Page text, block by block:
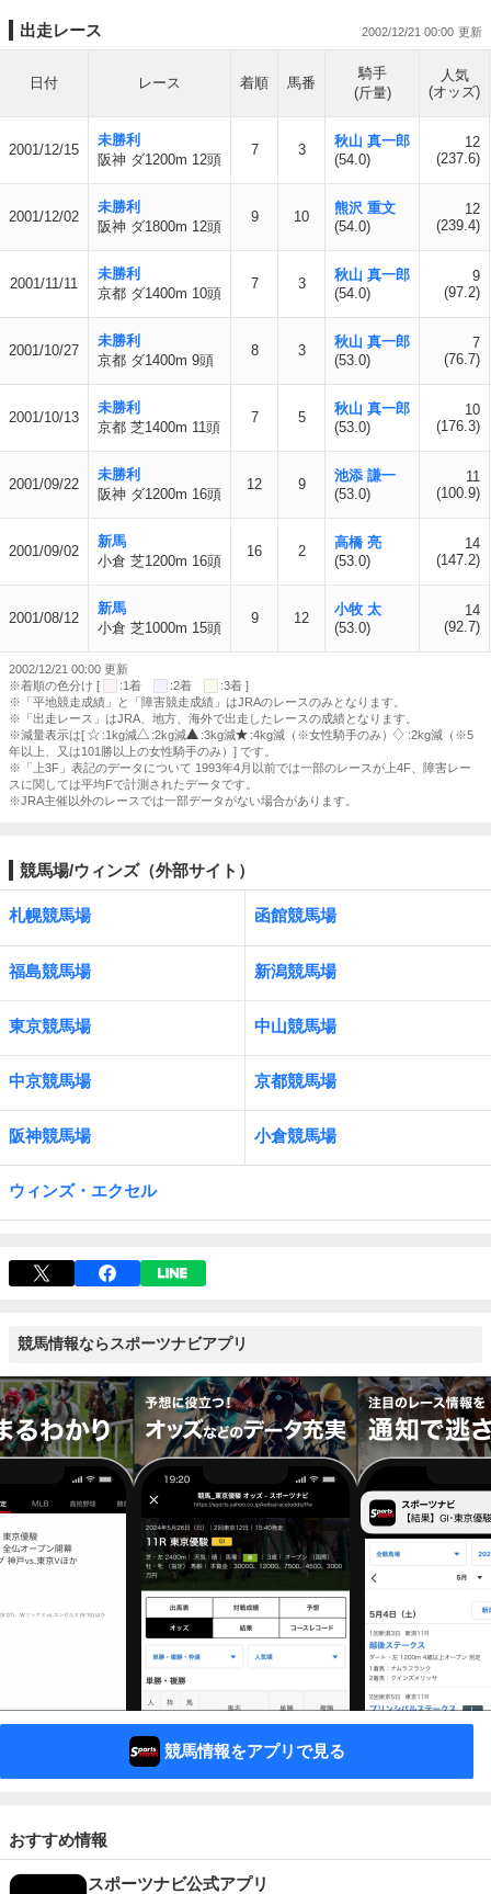
出走レース 2002/12/21 00:00
日付 レース 着順 馬番
騎手
(斤量)
人気
(オッズ)
2001/12/15
未勝利
阪神 ダ1200m 12頭
7 3
秋山 真一郎
(54.0)
12
(237.6)
2001/12/02
未勝利
阪神 ダ1800m 12頭
9 10
熊沢 重文
(54.0)
12
(239.4)
2001/11/11
未勝利
京都 ダ1400m 10頭
7 3
秋山 真一郎
(54.0)
9
(97.2)
2001/10/27
未勝利
京都 ダ1400m 9頭
8 3
秋山 真一郎
(53.0)
7
(76.7)
2001/10/13
未勝利
京都 芝1400m 11頭
7 5
秋山 真一郎
(53.0)
10
(176.3)
2001/09/22
未勝利
阪神 ダ1200m 16頭
12 9
池添 謙一
(53.0)
11
(100.9)
2001/09/02
新馬
小倉 芝1200m 16頭
16 2
高橋 亮
(53.0)
14
(147.2)
2001/08/12
新馬
小倉 芝1000m 15頭
9 12
小牧 太
(53.0)
14
(92.7)
2002/12/21 00:00 更新
※着順の色分け [
:1着 :2着
:3着 ]
※「平地競走成績」と「障害競走成績」はJRAのレースのみとなります。
※「出走レース」はJRA、地方、海外で出走したレースの成績となります。
※減量表示は[
:1kg減 :2kg減 :3kg減 :4kg減（※女性騎手のみ）
:2kg減（※5
年以上、又は101勝以上の女性騎手のみ）] です。
※「上3F」表記のデータについて 1993年4月以前では一部のレースが上4F、障害レー
スに関しては平均Fで計測されたデータです。
※JRA主催以外のレースでは一部データがない場合があります。
競馬場/ウィンズ（外部サイト）
札幌競馬場 函館競馬場
福島競馬場 新潟競馬場
東京競馬場 中山競馬場
中京競馬場 京都競馬場
阪神競馬場 小倉競馬場
ウィンズ・エクセル
競馬情報ならスポーツナビアプリ
競馬情報をアプリで見る
おすすめ情報
スポーツナビ公式アプリ